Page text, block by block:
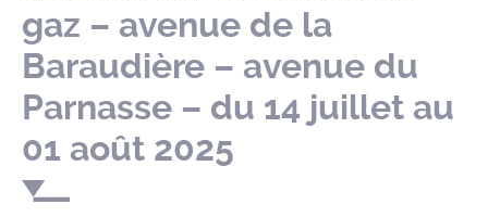
gaz – avenue de la
Baraudière – avenue du
Parnasse – du 14 juillet au
01 août 2025